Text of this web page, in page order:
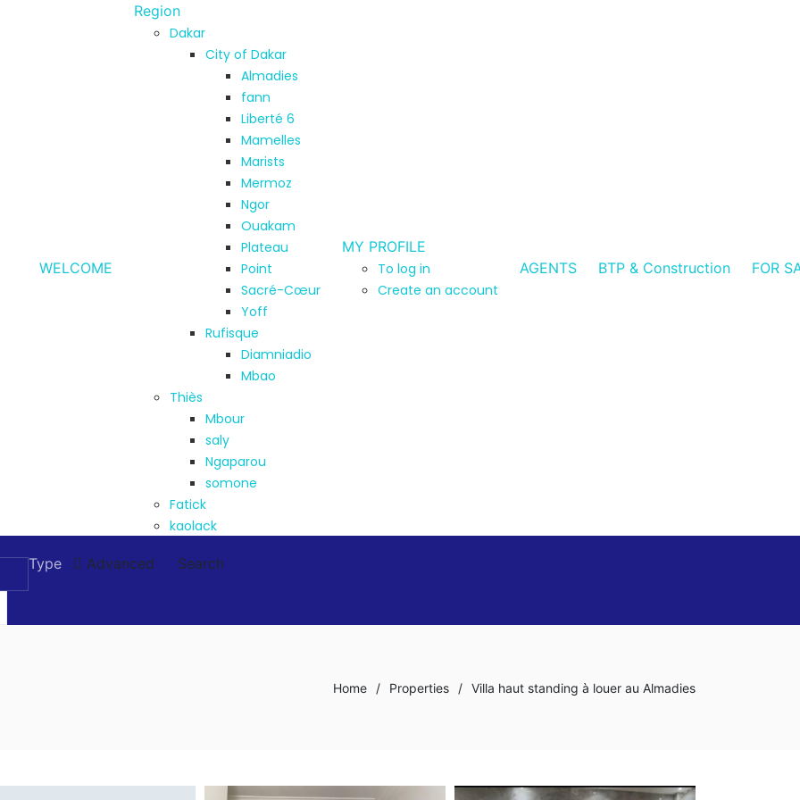
WELCOME
Region
Dakar
City of Dakar
Almadies
fann
Liberté 6
Mamelles
Marists
Mermoz
Ngor
Ouakam
Plateau
Point
Sacré-Cœur
Yoff
Rufisque
Diamniadio
Mbao
Thiès
Mbour
saly
Ngaparou
somone
Fatick
kaolack
MY PROFILE
To log in
Create an account
AGENTS BTP & Construction FOR
Type Advanced Search
Home / Properties / Villa haut standing à louer au Almadies